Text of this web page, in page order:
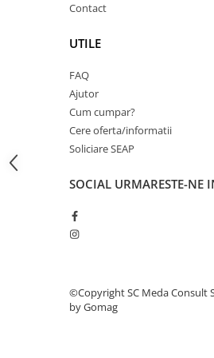
Coolere CPU
Pasta termica
Placi video profesionale
SSD-uri externe
Hard disk-uri externe
Card reader
Placi captura
Adaptoare PCI / PCIe
Contact
UTILE
FAQ
Ajutor
Cum cumpar?
Cere oferta/informatii
Soliciare SEAP
SOCIAL URMARESTE-NE
©Copyright SC Meda Consult
by Gomag